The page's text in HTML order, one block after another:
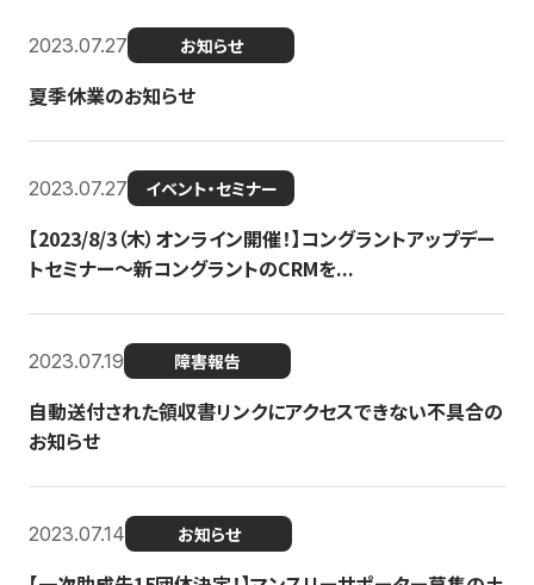
2023.07.27 お知らせ
夏季休業のお知らせ
2023.07.27 イベント・セミナー
【2023/8/3（木）オンライン開催！】コングラントアップデー
トセミナー〜新コングラントのCRMを...
2023.07.19 障害報告
自動送付された領収書リンクにアクセスできない不具合の
お知らせ
2023.07.14 お知らせ